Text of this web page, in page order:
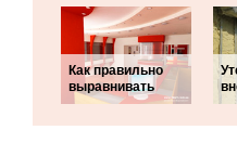
Как правильно
выравнивать